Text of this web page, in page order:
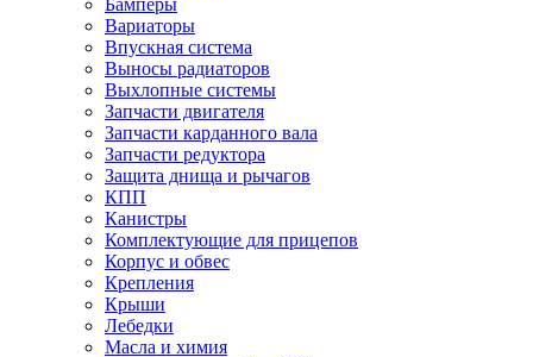
Вариаторы
Впускная система
Выносы радиаторов
Выхлопные системы
Запчасти двигателя
Запчасти карданного вала
Запчасти редуктора
Защита днища и рычагов
КПП
Канистры
Комплектующие для прицепов
Корпус и обвес
Крепления
Крыши
Лебедки
Масла и химия